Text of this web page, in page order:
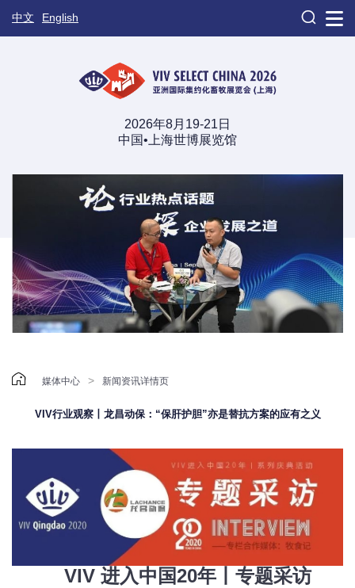
中文 English 
2026年8月19-21日
中国•上海世博展览馆
 媒体中心 > 新闻资讯详情页
VIV行业观察丨龙昌动保：“保肝护胆”亦是替抗方案的应有之义
VIV 进入中国20年丨专题采访